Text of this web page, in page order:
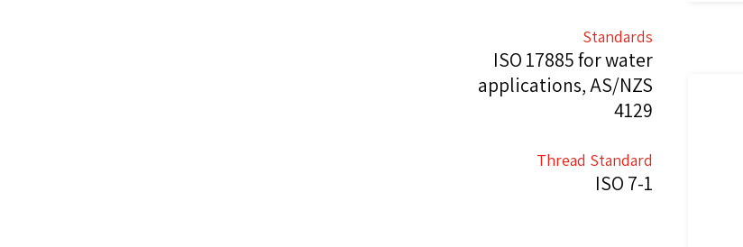
Standards
ISO 17885 for water
applications, AS/NZS
4129
Thread Standard
ISO 7-1